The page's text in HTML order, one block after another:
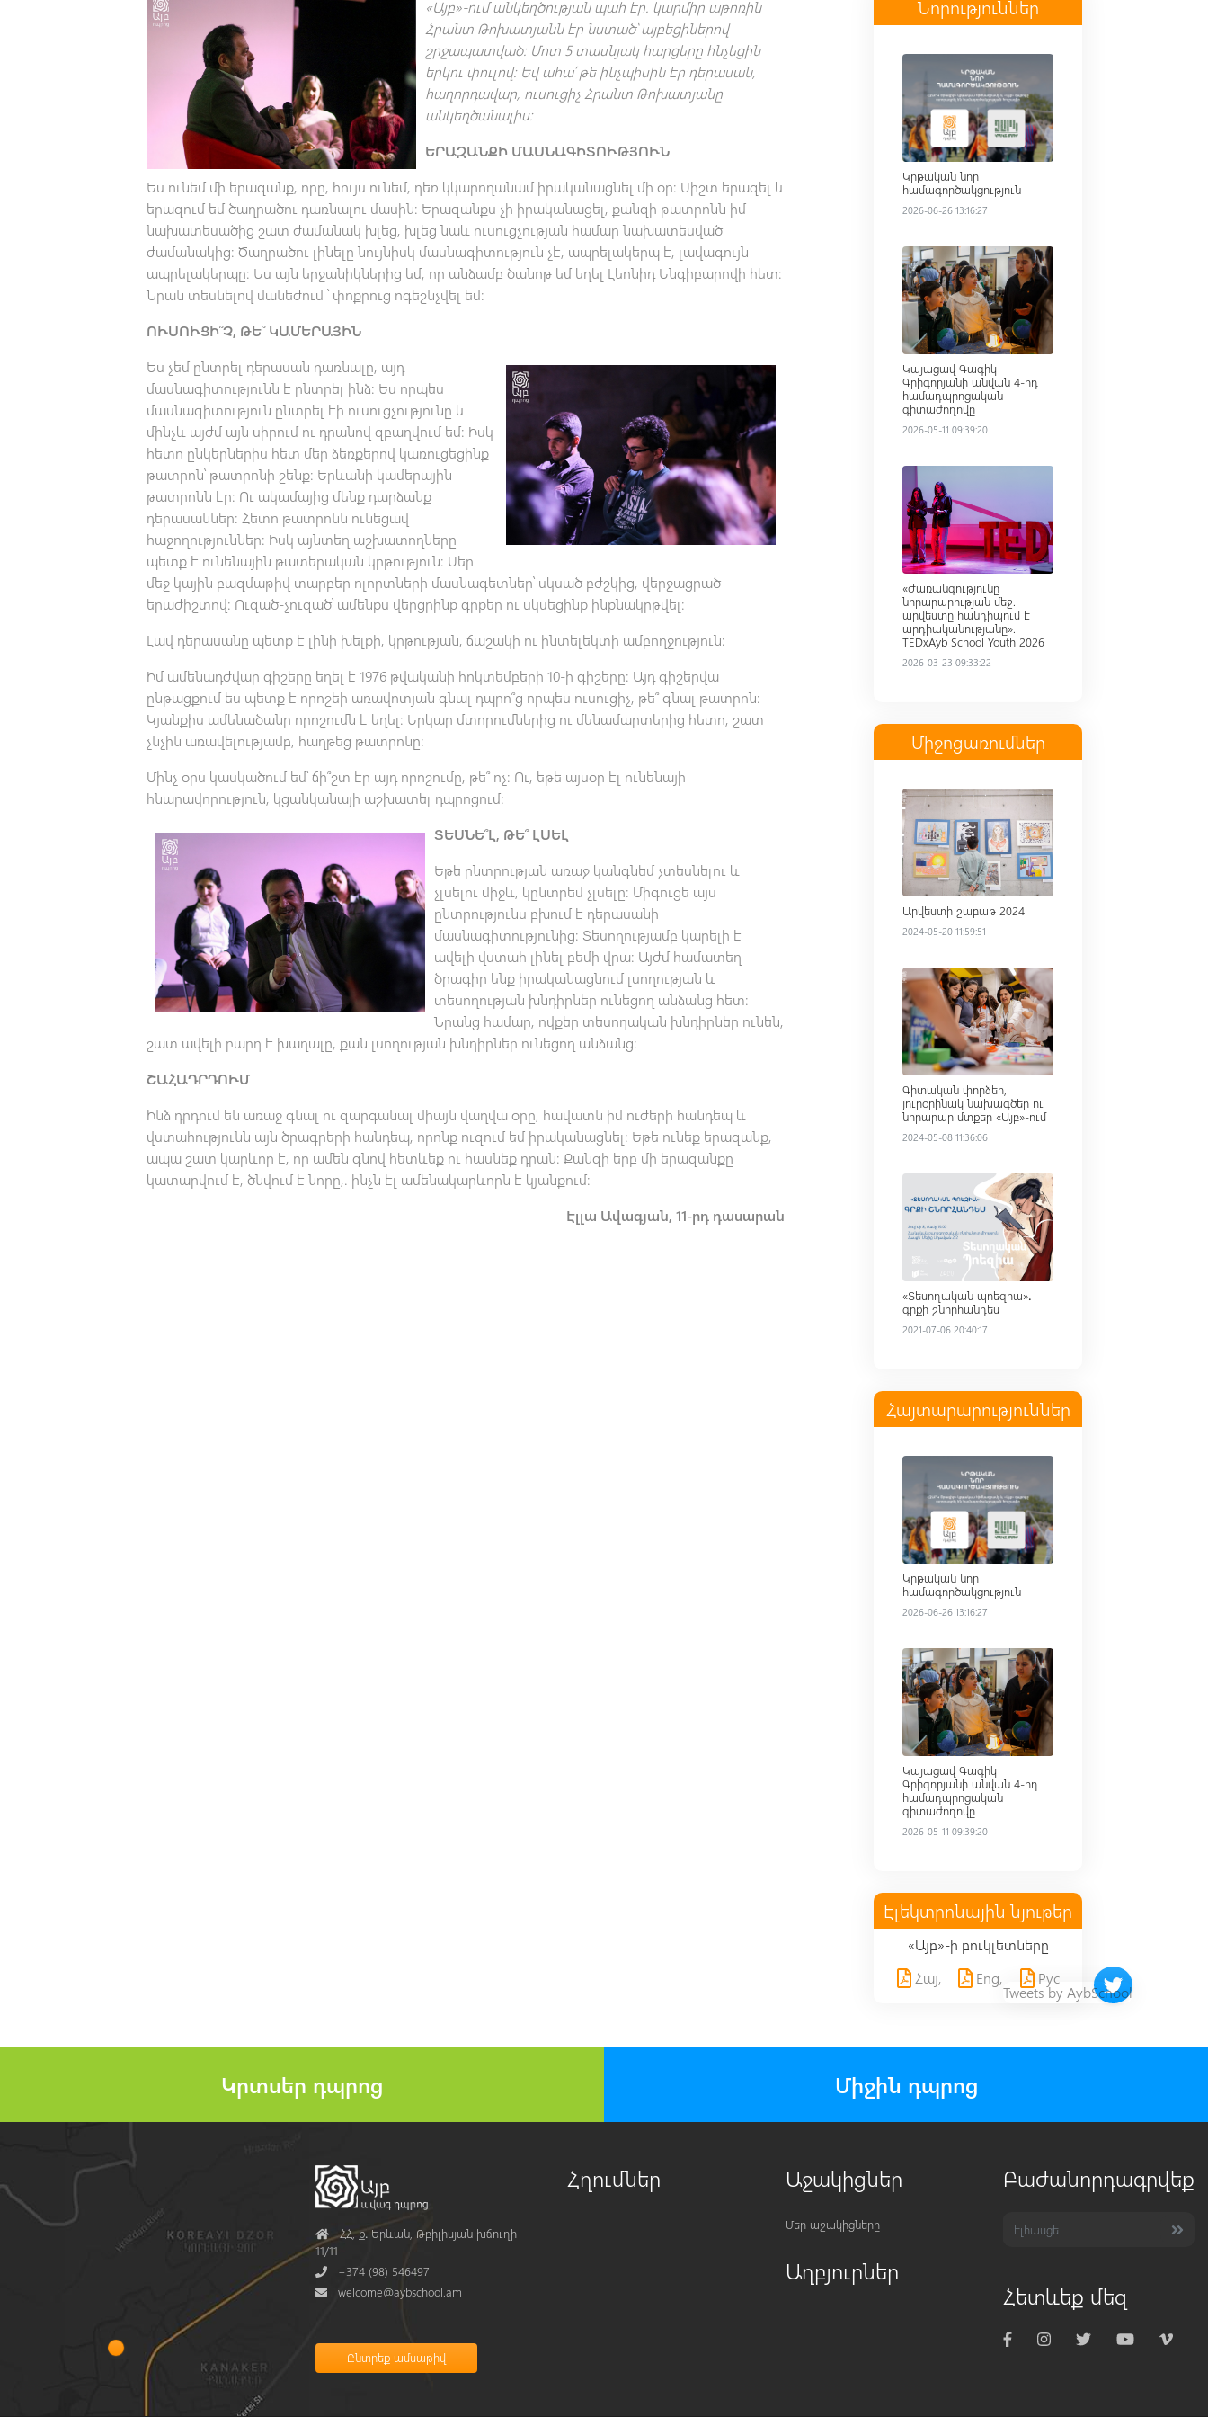
«Այբ»-ում անկեղծության պահ էր. կարմիր աթոռին
Հրանտ Թոխատյանն էր նստած՝ այբեցիներով
շրջապատված։ Մոտ 5 տասնյակ հարցերը հնչեցին
երկու փուլով։ Եվ ահա՛ թե ինչպիսին էր դերասան,
հաղորդավար, ուսուցիչ Հրանտ Թոխատյանը
անկեղծանալիս։
ԵՐԱԶԱՆՔԻ ՄԱՍՆԱԳԻՏՈՒԹՅՈՒՆ
Ես ունեմ մի երազանք, որը, հույս ունեմ, դեռ կկարողանամ իրականացնել մի օր։ Միշտ երազել և
երազում եմ ծաղրածու դառնալու մասին։ Երազանքս չի իրականացել, քանզի թատրոնն իմ
նախատեսածից շատ ժամանակ խլեց, խլեց նաև ուսուցչության համար նախատեսված
ժամանակից։ Ծաղրածու լինելը նույնիսկ մասնագիտություն չէ, ապրելակերպ է, լավագույն
ապրելակերպը։ Ես այն երջանիկներից եմ, որ անձամբ ծանոթ եմ եղել Լեոնիդ Ենգիբարովի հետ։
Նրան տեսնելով մանեժում ՝ փոքրուց ոգեշնչվել եմ։
ՈՒՍՈՒՑԻ՞Չ, ԹԵ՞ ԿԱՄԵՐԱՅԻՆ
Ես չեմ ընտրել դերասան դառնալը, այդ
մասնագիտությունն է ընտրել ինձ։ Ես որպես
մասնագիտություն ընտրել էի ուսուցչությունը և
մինչև այժմ այն սիրում ու դրանով զբաղվում եմ։ Իսկ
հետո ընկերներիս հետ մեր ձեռքերով կառուցեցինք
թատրոն՝ թատրոնի շենք։ Երևանի կամերային
թատրոնն էր։ Ու ակամայից մենք դարձանք
դերասաններ։ Հետո թատրոնն ունեցավ
հաջողություններ։ Իսկ այնտեղ աշխատողները
պետք է ունենային թատերական կրթություն։ Մեր
մեջ կային բազմաթիվ տարբեր ոլորտների մասնագետներ՝ սկսած բժշկից, վերջացրած
երաժիշտով։ Ուզած-չուզած՝ ամենքս վերցրինք գրքեր ու սկսեցինք ինքնակրթվել։
Լավ դերասանը պետք է լինի խելքի, կրթության, ճաշակի ու ինտելեկտի ամբողջություն։
Իմ ամենադժվար գիշերը եղել է 1976 թվականի հոկտեմբերի 10-ի գիշերը։ Այդ գիշերվա
ընթացքում ես պետք է որոշեի առավոտյան գնալ դպրո՞ց որպես ուսուցիչ, թե՞ գնալ թատրոն։
Կյանքիս ամենածանր որոշումն է եղել։ Երկար մտորումներից ու մենամարտերից հետո, շատ
չնչին առավելությամբ, հաղթեց թատրոնը։
Մինչ օրս կասկածում եմ՝ ճի՞շտ էր այդ որոշումը, թե՞ ոչ։ Ու, եթե այսօր էլ ունենայի
հնարավորություն, կցանկանայի աշխատել դպրոցում։
ՏԵՍՆԵ՞Լ, ԹԵ՞ ԼՍԵԼ
Եթե ընտրության առաջ կանգնեմ չտեսնելու և
չլսելու միջև, կընտրեմ չլսելը։ Միգուցե այս
ընտրությունս բխում է դերասանի
մասնագիտությունից։ Տեսողությամբ կարելի է
ավելի վստահ լինել բեմի վրա։ Այժմ համատեղ
ծրագիր ենք իրականացնում լսողության և
տեսողության խնդիրներ ունեցող անձանց հետ։
Նրանց համար, ովքեր տեսողական խնդիրներ ունեն,
շատ ավելի բարդ է խաղալը, քան լսողության խնդիրներ ունեցող անձանց։
ՇԱՀԱԴՐԴՈՒՄ
Ինձ դրդում են առաջ գնալ ու զարգանալ միայն վաղվա օրը, հավատն իմ ուժերի հանդեպ և
վստահությունն այն ծրագրերի հանդեպ, որոնք ուզում եմ իրականացնել։ Եթե ունեք երազանք,
ապա շատ կարևոր է, որ ամեն գնով հետևեք ու հասնեք դրան։ Քանզի երբ մի երազանքը
կատարվում է, ծնվում է նորը,. ինչն էլ ամենակարևորն է կյանքում։
Էլլա Ավագյան, 11-րդ դասարան
Նորություններ
Կրթական նոր
համագործակցություն
2026-06-26 13:16:27
Read more
Կայացավ Գագիկ
Գրիգորյանի անվան 4-րդ
համադպրոցական
գիտաժողովը
2026-05-11 09:39:20
Read more
«Ժառանգությունը
նորարարության մեջ.
արվեստը հանդիպում է
արդիականությանը».
TEDxAyb School Youth 2026
2026-03-23 09:33:22
Միջոցառումներ
Read more
Արվեստի շաբաթ 2024
2024-05-20 11:59:51
Read more
Գիտական փորձեր,
յուրօրինակ նախագծեր ու
նորարար մտքեր «Այբ»-ում
2024-05-08 11:36:06
«Տեսողական պոեզիա»․
գրքի շնորհանդես
2021-07-06 20:40:17
Հայտարարություններ
Կրթական նոր
համագործակցություն
2026-06-26 13:16:27
Read more
Կայացավ Գագիկ
Գրիգորյանի անվան 4-րդ
համադպրոցական
գիտաժողովը
2026-05-11 09:39:20
Էլեկտրոնային նյութեր
«Այբ»-ի բուկլետները
Հայ,
Eng, Рус Twitter timeline
Tweets by AybSchool
Կրտսեր դպրոց Միջին դպրոց
AddressՀՀ, ք․ Երևան, Թբիլիսյան խճուղի
11/11
Phone+374 (98) 546497
Mail
welcome@aybschool.am
Հղումներ Աջակիցներ
Մեր աջակիցները
Աղբյուրներ
Բաժանորդագրվեք
Հետևեք մեզ